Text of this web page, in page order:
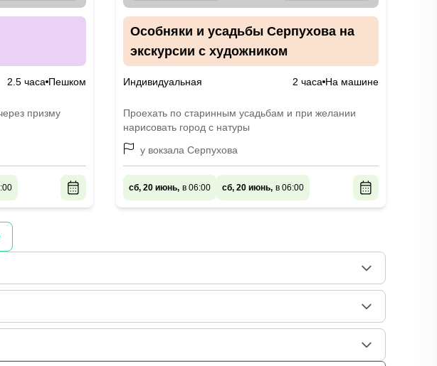
2.5 часа Пешком
призму
Особняки и усадьбы Серпухова на
экскурсии с художником
Индивидуальная 2 часа На машине
Проехать по старинным усадьбам и при желании
нарисовать город с натуры
у вокзала Серпухова
сб, 20 июнь, в 06:00 сб, 20 июнь, в 06:00